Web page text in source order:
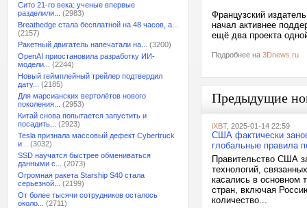
Сито 21-го века: ученые впервые
разделили...
(2983)
Breathedge стала бесплатной на 48 часов, а...
(2157)
Ракетный двигатель напечатали на...
(3200)
OpenAI приостановила разработку ИИ-
модели...
(2244)
Новый геймплейный трейлер подтвердил
дату...
(2185)
Для марсианских вертолётов нового
поколения...
(2953)
Китай снова попытается запустить и
посадить...
(2923)
Tesla признала массовый дефект Cybertruck
и...
(3032)
SSD научатся быстрее обмениваться
данными с...
(2073)
Огромная ракета Starship S40 стала
серьезной...
(2199)
От более тысячи сотрудников осталось
около...
(2711)
Французский
начал активнее
ещё два проекта
Подробнее на 3Dnews.ru
Предыдущие
iXBT, 2025-01-14 22:59
США фактически
глобальные правила
Правительство США
технологий,
касались в основном
стран, включая
количество...